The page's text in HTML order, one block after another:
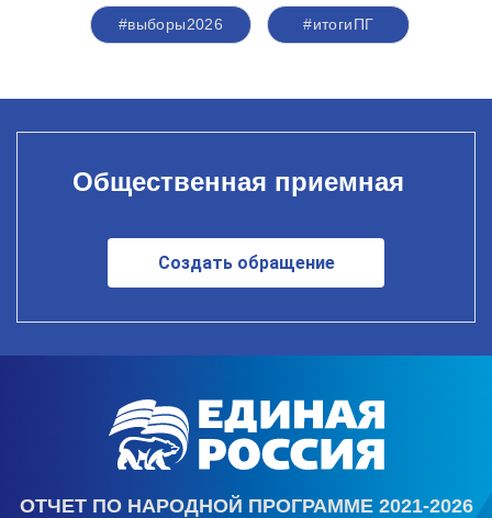
#выборы2026 #итогиПГ
Общественная приемная
Создать обращение
ОТЧЕТ ПО НАРОДНОЙ ПРОГРАММЕ 2021-2026